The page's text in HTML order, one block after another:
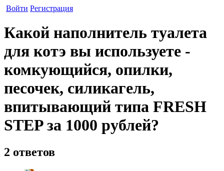
Войти Регистрация
Какой наполнитель туалета
для котэ вы используете -
комкующийся, опилки,
песочек, силикагель,
впитывающий типа FRESH
STEP за 1000 рублей?
2 ответов